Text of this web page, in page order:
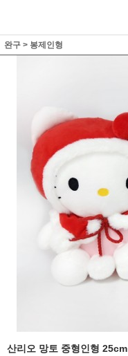
완구 > 봉제인형
산리오 망토 중형인형 25cm